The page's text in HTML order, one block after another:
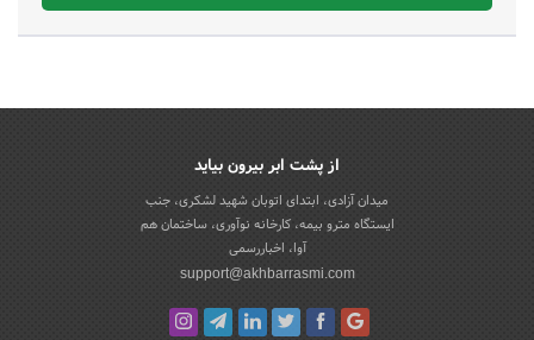
از پشت ابر بیرون بیاید
میدان آزادی، ابتدای اتوبان شهید لشکری، جنب
ایستگاه مترو بیمه، کارخانه نوآوری، ساختمان هم
آوا، اخباررسمی
support@akhbarrasmi.com